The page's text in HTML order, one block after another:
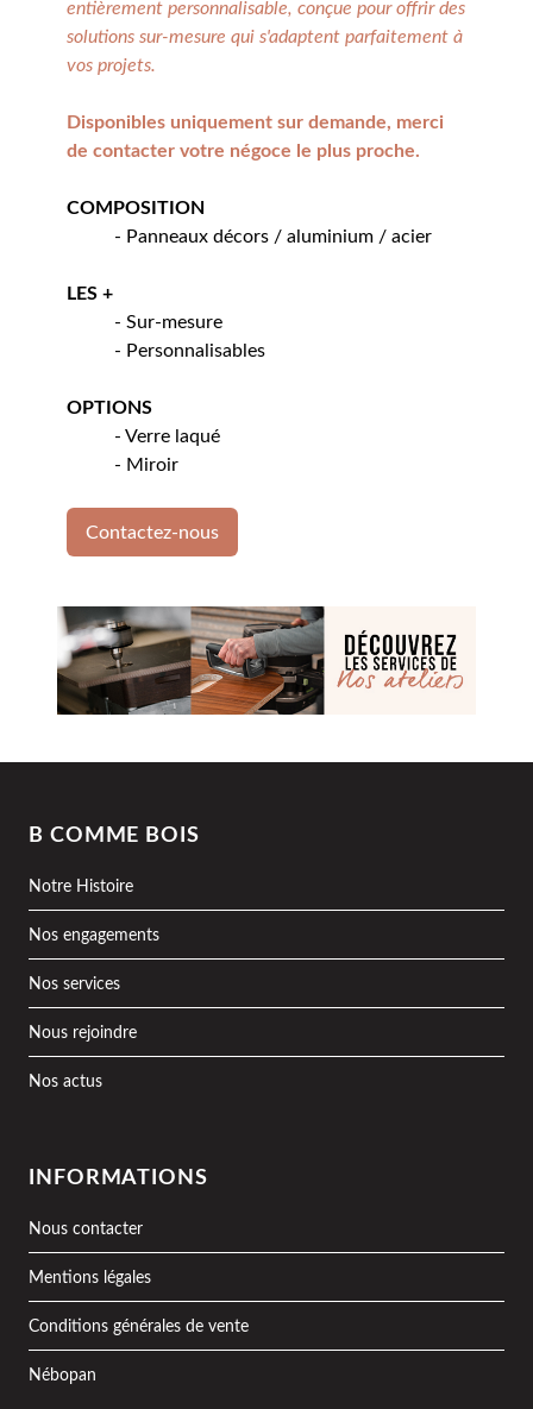
entièrement personnalisable, conçue pour offrir des
solutions sur-mesure qui s'adaptent parfaitement à
vos projets.
Disponibles uniquement sur demande, merci
de contacter votre négoce le plus proche.
COMPOSITION
- Panneaux décors / aluminium / acier
LES +
- Sur-mesure
- Personnalisables
OPTIONS
- Verre laqué
- Miroir
Contactez-nous
B COMME BOIS
Notre Histoire
Nos engagements
Nos services
Nous rejoindre
Nos actus
INFORMATIONS
Nous contacter
Mentions légales
Conditions générales de vente
Nébopan